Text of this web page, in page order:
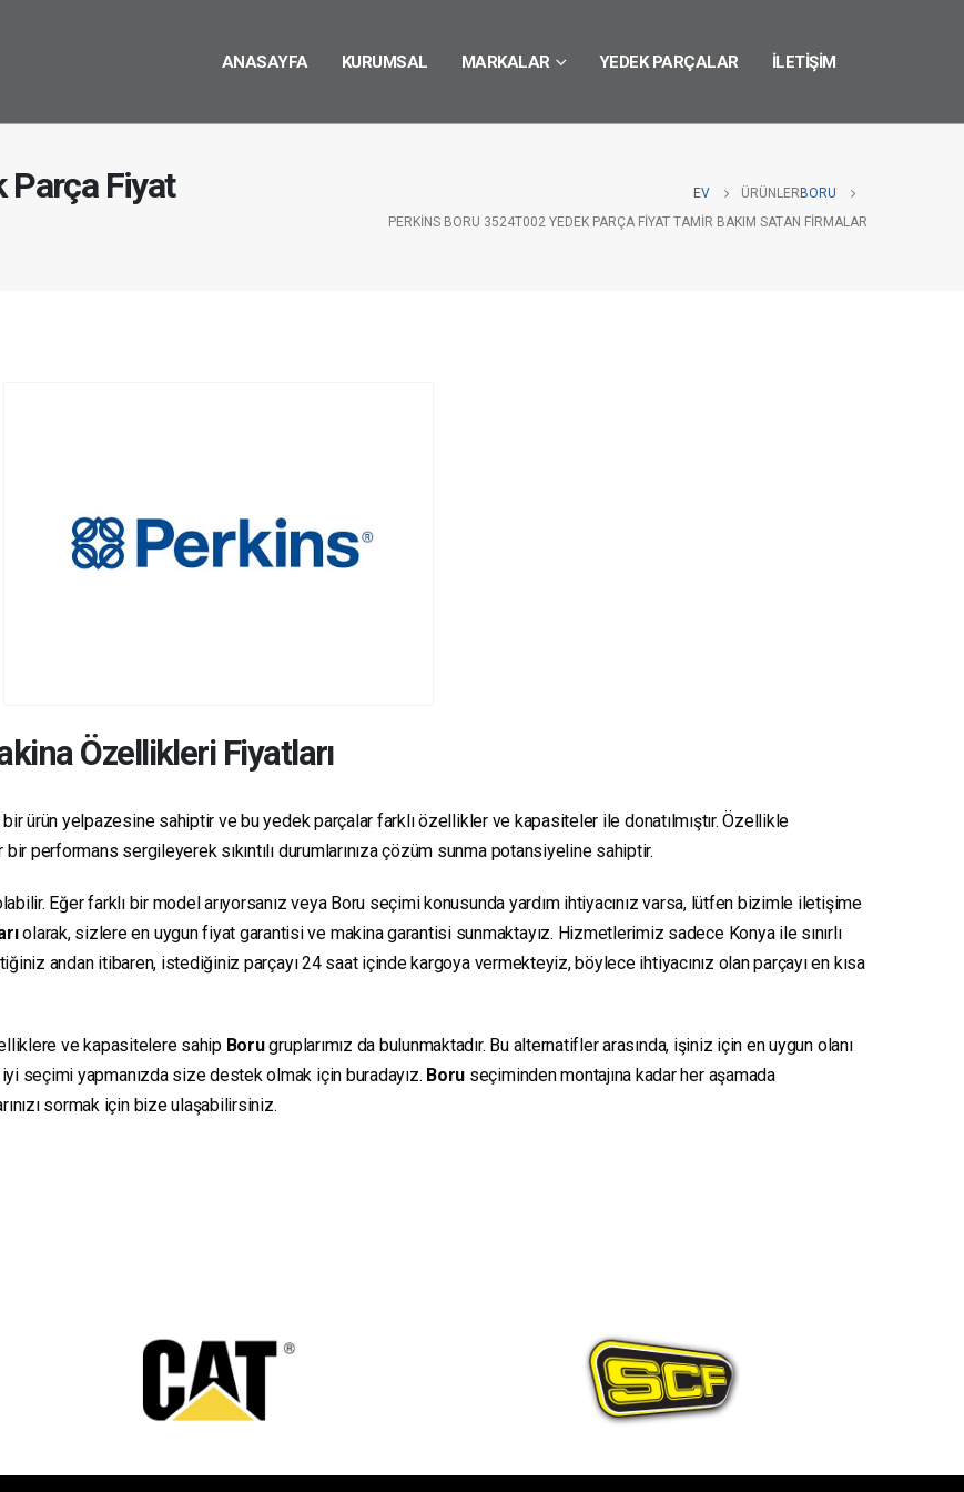
ANASAYFA KURUMSAL MARKALAR YEDEK PARÇALAR İLETIŞIM
Parça Fiyat
EV ÜRÜNLER BORU
PERKINS BORU 3524T002 YEDEK PARÇA FIYAT TAMIR BAKIM SATAN FIRMALAR
Özellikleri Fiyatları
ürün yelpazesine sahiptir ve bu yedek parçalar farklı özellikler ve kapasiteler ile donatılmıştır. Özellikle
performans sergileyerek sıkıntılı durumlarınıza çözüm sunma potansiyeline sahiptir.
Eğer farklı bir model arıyorsanız veya Boru seçimi konusunda yardım ihtiyacınız varsa, lütfen bizimle iletişime
olarak, sizlere en uygun fiyat garantisi ve makina garantisi sunmaktayız. Hizmetlerimiz sadece Konya ile sınırlı
andan itibaren, istediğiniz parçayı 24 saat içinde kargoya vermekteyiz, böylece ihtiyacınız olan parçayı en kısa
ve kapasitelere sahip Borugruplarımız da bulunmaktadır. Bu alternatifler arasında, işiniz için en uygun olanı
iyi seçimi yapmanızda size destek olmak için buradayız. Boru seçiminden montajına kadar her aşamada
sormak için bize ulaşabilirsiniz.